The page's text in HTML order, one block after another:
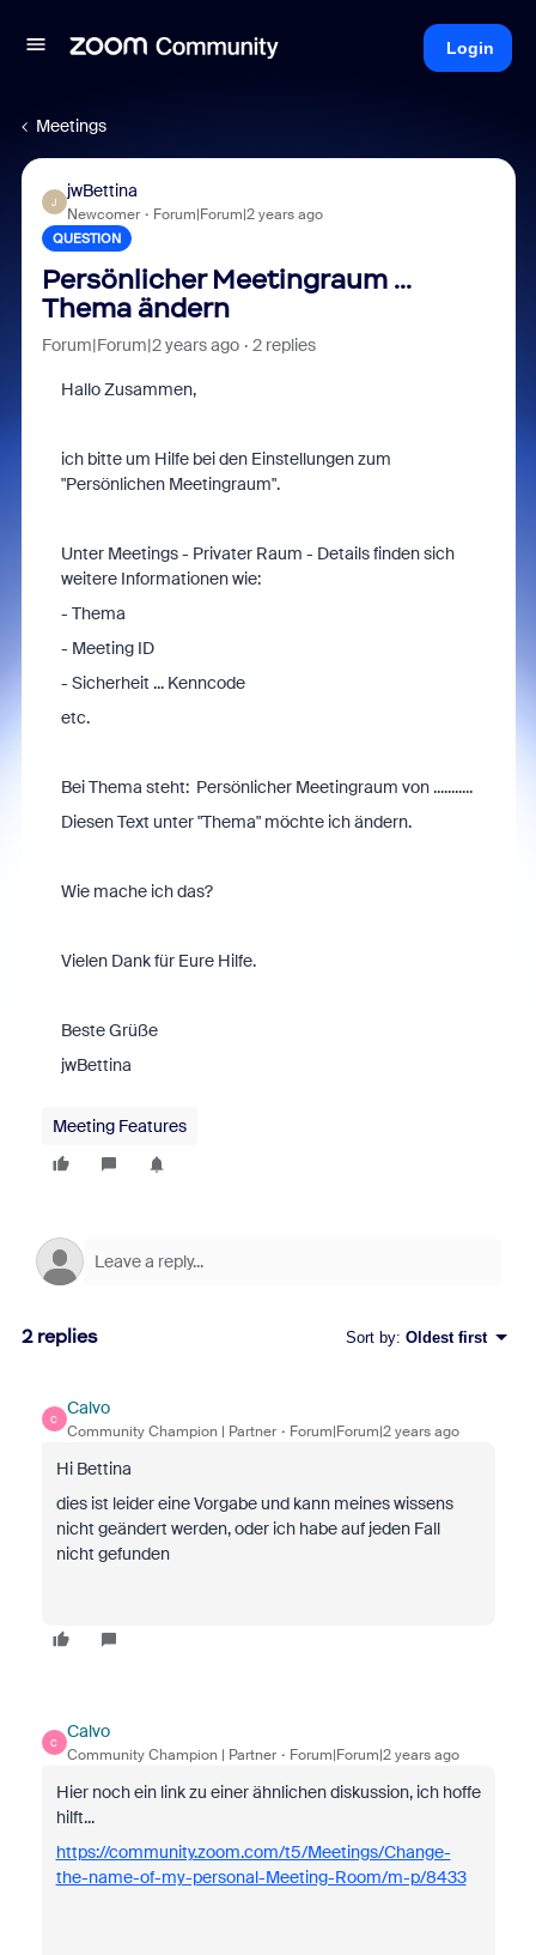
Login
Meetings
J
jwBettina
Newcomer Forum|Forum|2 years ago
QUESTION
Persönlicher Meetingraum ...
Thema ändern
Forum|Forum|2 years ago 2 replies
Hallo Zusammen,
ich bitte um Hilfe bei den Einstellungen zum
"Persönlichen Meetingraum".
Unter Meetings - Privater Raum - Details finden sich
weitere Informationen wie:
- Thema
- Meeting ID
- Sicherheit ... Kenncode
etc.
Bei Thema steht: Persönlicher Meetingraum von ...........
Diesen Text unter "Thema" möchte ich ändern.
Wie mache ich das?
Vielen Dank für Eure Hilfe.
Beste Grüße
jwBettina
Meeting Features
2 replies Sort by: Oldest first
C
Calvo
Community Champion | Partner Forum|Forum|2 years ago
Hi Bettina
dies ist leider eine Vorgabe und kann meines wissens
nicht geändert werden, oder ich habe auf jeden Fall
nicht gefunden
C
Calvo
Community Champion | Partner Forum|Forum|2 years ago
Hier noch ein link zu einer ähnlichen diskussion, ich hoffe
hilft...
https://community.zoom.com/t5/Meetings/Change-
the-name-of-my-personal-Meeting-Room/m-p/8433